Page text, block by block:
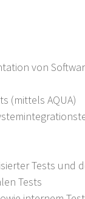
von
(mittels AQUA)
Tests und
Tests